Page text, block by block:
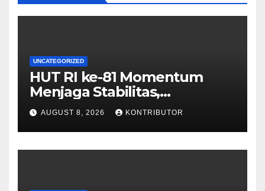
UNCATEGORIZED
HUT RI ke-81 Momentum
Menjaga Stabilitas,
Keamanan, dan Optimisme
AUGUST 8, 2026 KONTRIBUTOR